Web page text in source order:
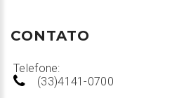
CONTATO
Telefone:
(33)4141-0700